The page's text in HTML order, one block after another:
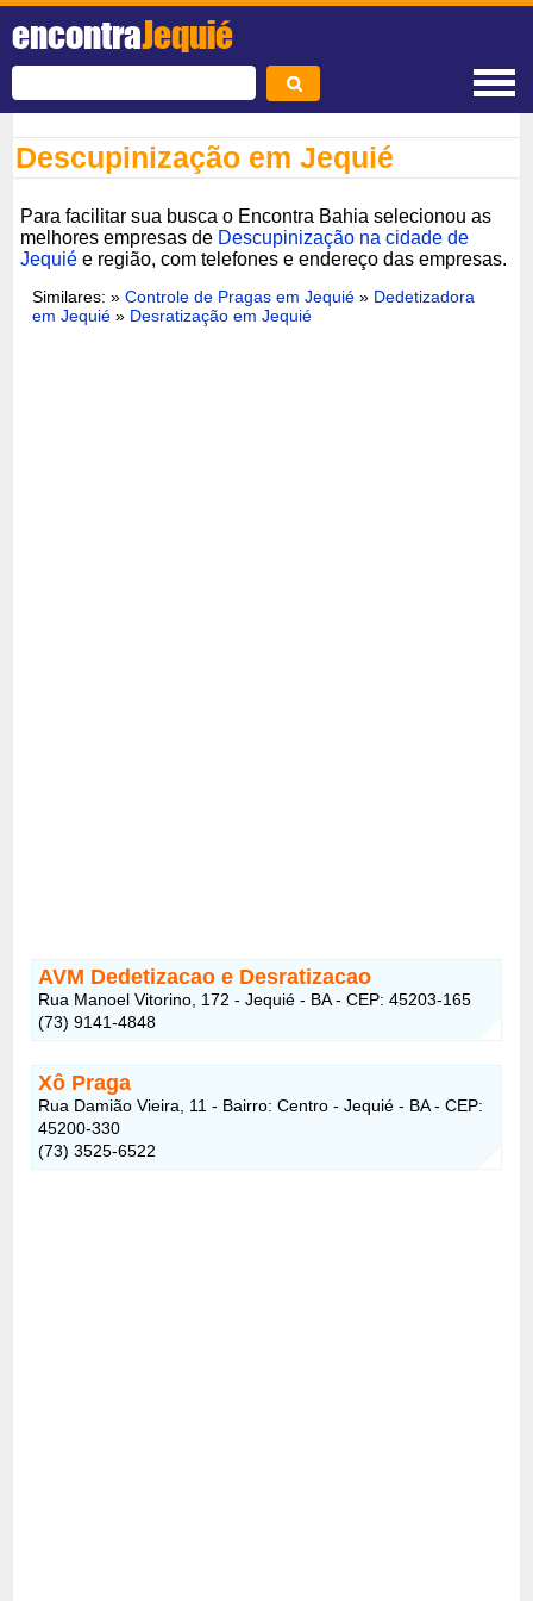
encontraJequié
Descupinização em Jequié
Para facilitar sua busca o Encontra Bahia selecionou as
melhores empresas de Descupinização na cidade de
Jequié e região, com telefones e endereço das empresas.
Similares: »Controle de Pragas em Jequié » Dedetizadora
em Jequié » Desratização em Jequié
AVM Dedetizacao e Desratizacao
Rua Manoel Vitorino, 172 - Jequié - BA - CEP: 45203-165
(73) 9141-4848
Xô Praga
Rua Damião Vieira, 11 - Bairro: Centro - Jequié - BA - CEP:
45200-330
(73) 3525-6522